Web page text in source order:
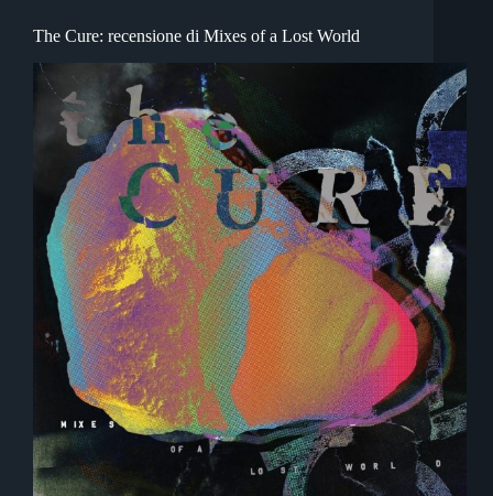
The Cure: recensione di Mixes of a Lost World